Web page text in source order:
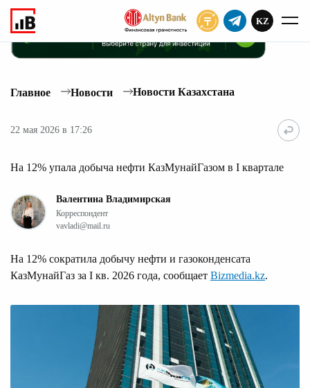
KZ
Главное Новости Новости Казахстана
22 мая 2026 в 17:26
На 12% упала добыча нефти КазМунайГазом в I квартале
Валентина Владимирская
Корреспондент
vavladi@mail.ru
На 12% сократила добычу нефти и газоконденсата
КазМунайГаз за I кв. 2026 года, сообщает Bizmedia.kz.